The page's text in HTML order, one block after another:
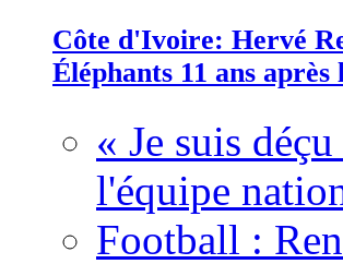
Côte d'Ivoire: Hervé
Éléphants 11 ans
« Je suis
l'équipe
Football :